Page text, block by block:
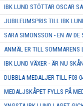
IBK LUND STÖTTAR OSCAR
JUBILEUMSPRIS TILL IBK
SARA SIMONSSON - EN AV DE
ANMÄL ER TILL SOMMARENS
IBK LUND VÄXER - ÄR NU
DUBBLA MEDALJER TILL F03-
MEDALJSKÅPET FYLLS PÅ